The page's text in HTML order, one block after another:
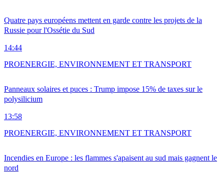
Quatre pays européens mettent en garde contre les projets de la
Russie pour l'Ossétie du Sud
14:44
Panneaux solaires et puces : Trump impose 15% de taxes sur le
polysilicium
13:58
PROENERGIE, ENVIRONNEMENT ET TRANSPORT
Incendies en Europe : les flammes s'apaisent au sud mais gagnent le
nord
PROENERGIE, ENVIRONNEMENT ET TRANSPORT